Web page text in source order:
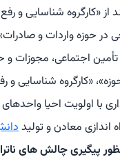
از «کارگروه شناسایی
حوزه واردات و
تأمین اجتماعی،
حوزه»، «کارگروه
با اولویت احیا
معادن و تولید
پیگیری چالش های